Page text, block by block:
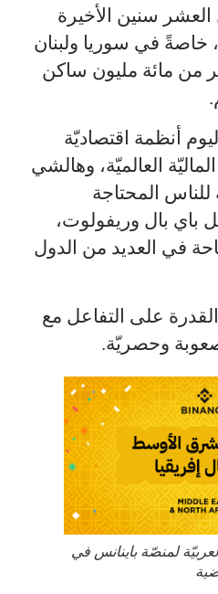
العشر سنين الأخيرة
خاصةً في سوريا ولبنان
من مائة مليون ساكن
أنظمة اقتصاديّة
العالميّة، وهالشي
المحتاجة
باي بال وريفولوت،
في العديد من الدول
على التفاعل مع
صعوبة وحصريّة.
لمنصّة باينانس في